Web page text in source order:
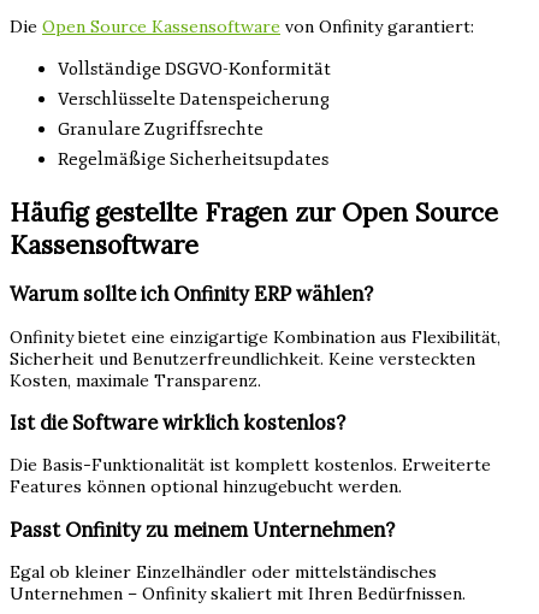
Die Open Source Kassensoftware von Onfinity garantiert:
Vollständige DSGVO-Konformität
Verschlüsselte Datenspeicherung
Granulare Zugriffsrechte
Regelmäßige Sicherheitsupdates
Häufig gestellte Fragen zur Open Source
Kassensoftware
Warum sollte ich Onfinity ERP wählen?
Onfinity bietet eine einzigartige Kombination aus Flexibilität,
Sicherheit und Benutzerfreundlichkeit. Keine versteckten
Kosten, maximale Transparenz.
Ist die Software wirklich kostenlos?
Die Basis-Funktionalität ist komplett kostenlos. Erweiterte
Features können optional hinzugebucht werden.
Passt Onfinity zu meinem Unternehmen?
Egal ob kleiner Einzelhändler oder mittelständisches
Unternehmen – Onfinity skaliert mit Ihren Bedürfnissen.